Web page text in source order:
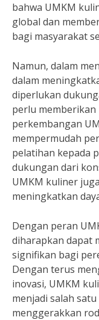
bahwa UMKM
global dan
bagi masyarakat
Namun, dalam
dalam
diperlukan
perlu
perkembangan
mempermudah
pelatihan kepada
dukungan dari
UMKM kuliner
meningkatkan
Dengan peran
diharapkan dapat
signifikan bagi
Dengan terus
inovasi, UMKM
menjadi salah
menggerakkan